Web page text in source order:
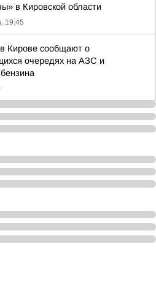
в Кировской области
19:45
Кирове сообщают о
очередях на АЗС и